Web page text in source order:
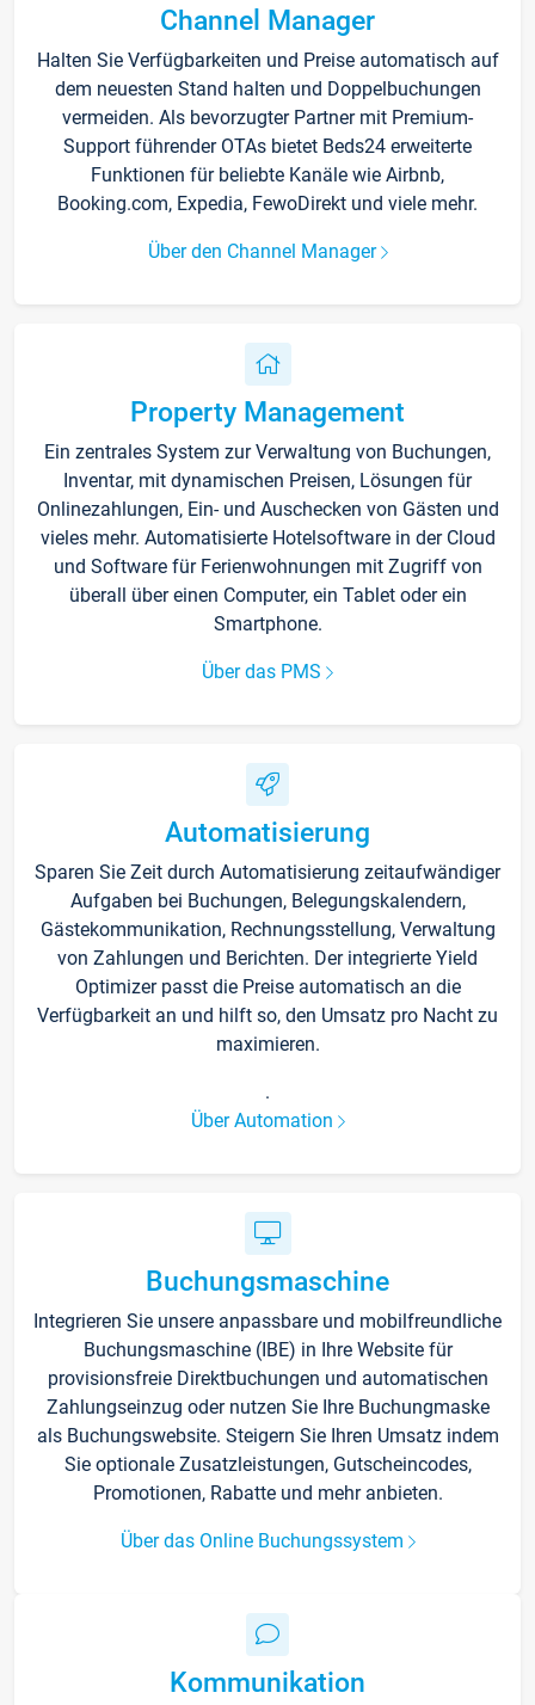
Channel Manager
Halten Sie Verfügbarkeiten und Preise automatisch auf
dem neuesten Stand halten und Doppelbuchungen
vermeiden. Als bevorzugter Partner mit Premium-
Support führender OTAs bietet Beds24 erweiterte
Funktionen für beliebte Kanäle wie Airbnb,
Booking.com, Expedia, FewoDirekt und viele mehr.
Über den Channel Manager
Property Management
Ein zentrales System zur Verwaltung von Buchungen,
Inventar, mit dynamischen Preisen, Lösungen für
Onlinezahlungen, Ein- und Auschecken von Gästen und
vieles mehr. Automatisierte Hotelsoftware in der Cloud
und Software für Ferienwohnungen mit Zugriff von
überall über einen Computer, ein Tablet oder ein
Smartphone.
Über das PMS
Automatisierung
Sparen Sie Zeit durch Automatisierung zeitaufwändiger
Aufgaben bei Buchungen, Belegungskalendern,
Gästekommunikation, Rechnungsstellung, Verwaltung
von Zahlungen und Berichten. Der integrierte Yield
Optimizer passt die Preise automatisch an die
Verfügbarkeit an und hilft so, den Umsatz pro Nacht zu
maximieren.
.
Über Automation
Buchungsmaschine
Integrieren Sie unsere anpassbare und mobilfreundliche
Buchungsmaschine (IBE) in Ihre Website für
provisionsfreie Direktbuchungen und automatischen
Zahlungseinzug oder nutzen Sie Ihre Buchungmaske
als Buchungswebsite. Steigern Sie Ihren Umsatz indem
Sie optionale Zusatzleistungen, Gutscheincodes,
Promotionen, Rabatte und mehr anbieten.
Über das Online Buchungssystem
Kommunikation